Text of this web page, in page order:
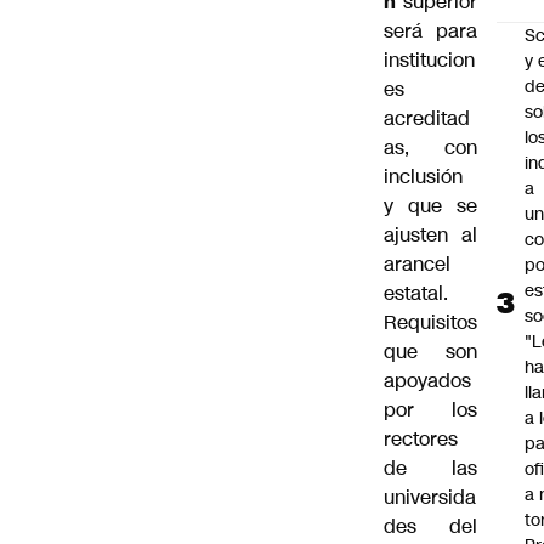
será para
institucion
es
acreditad
as, con
inclusión
y que se
ajusten al
arancel
estatal.
Requisitos
que son
apoyados
por los
rectores
de las
universida
des del
y
a
a
a